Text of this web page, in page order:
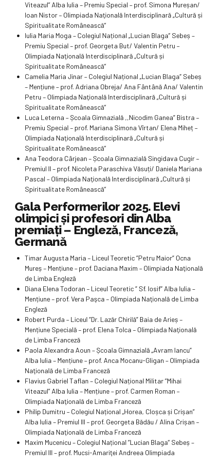
Viteazul” Alba Iulia – Premiu Special – prof. Simona Mureșan/
Ioan Nistor – Olimpiada Naţională Interdisciplinară „Cultură și
Spiritualitate Românească”
Iulia Maria Moga – Colegiul Național „Lucian Blaga” Sebeș –
Premiu Special – prof. Georgeta But/ Valentin Petru –
Olimpiada Naţională Interdisciplinară „Cultură și
Spiritualitate Românească”
Camelia Maria Jinar – Colegiul Național „Lucian Blaga” Sebeș
– Mențiune – prof. Adriana Obreja/ Ana Fântână Ana/ Valentin
Petru – Olimpiada Naţională Interdisciplinară „Cultură și
Spiritualitate Românească”
Luca Leterna – Școala Gimnazială ,,Nicodim Ganea” Bistra –
Premiu Special – prof. Mariana Simona Vîrtan/ Elena Miheț –
Olimpiada Naţională Interdisciplinară „Cultură și
Spiritualitate Românească”
Ana Teodora Cârjean – Școala Gimnazială Singidava Cugir –
Premiul II – prof. Nicoleta Paraschiva Văsuți/ Daniela Mariana
Pascal – Olimpiada Naţională Interdisciplinară „Cultură și
Spiritualitate Românească”
Gala Performerilor 2025. Elevi
olimpici și profesori din Alba
premiați – Engleză, Franceză,
Germană
Timar Augusta Maria – Liceul Teoretic ”Petru Maior” Ocna
Mureș – Mențiune – prof. Daciana Maxim – Olimpiada Naţională
de Limba Engleză
Diana Elena Todoran – Liceul Teoretic ” Sf. Iosif” Alba Iulia –
Mențiune – prof. Vera Paşca – Olimpiada Naţională de Limba
Engleză
Robert Purda – Liceul ”Dr. Lazăr Chirilă” Baia de Arieș –
Mențiune Specială – prof. Elena Tolca – Olimpiada Naţională
de Limba Franceză
Paola Alexandra Aoun – Școala Gimnazială „Avram Iancu”
Alba Iulia – Mențiune – prof. Anca Mocanu-Gligan – Olimpiada
Naţională de Limba Franceză
Flavius Gabriel Taflan – Colegiul Național Militar ”Mihai
Viteazul” Alba Iulia – Mențiune – prof. Carmen Roman –
Olimpiada Naţională de Limba Franceză
Philip Dumitru – Colegiul Național „Horea, Cloșca și Crișan”
Alba Iulia – Premiul III – prof. Georgeta Bădău / Alina Crișan –
Olimpiada Naţională de Limba Franceză
Maxim Mucenicu – Colegiul Național ”Lucian Blaga” Sebeș –
Premiul III – prof. Mucsi-Amariţei Andreea Olimpiada